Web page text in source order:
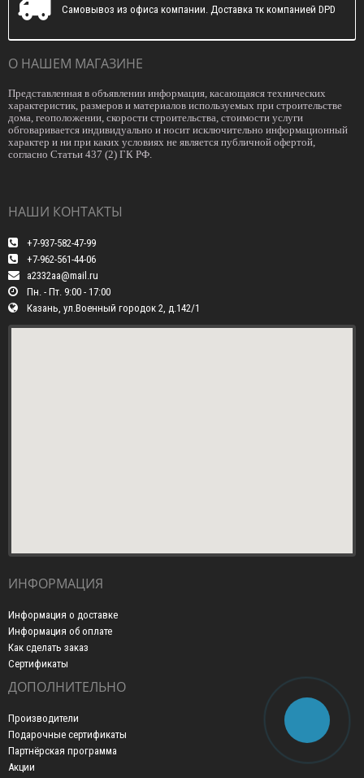
Самовывоз из офиса компании. Доставка тк компанией DPD
О НАШЕМ МАГАЗИНЕ
Представленная в объявлении информация, касающаяся технических
характеристик, размеров и материалов используемых при строительстве
дома, геоположении, скорости строительства, стоимости услуги
обговаривается индивидуально и носит исключительно информационный
характер и ни при каких условиях не является публичной офертой,
согласно Статьи 437 (2) ГК РФ.
НАШИ КОНТАКТЫ
+7-937-582-47-99
+7-962-561-44-06
a2332aa@mail.ru
Пн. - Пт. 9:00 - 17:00
Казань, ул.Военный городок 2, д.142/1
ИНФОРМАЦИЯ
Информация о доставке
Информация об оплате
Как сделать заказ
Сертификаты
ДОПОЛНИТЕЛЬНО
Производители
Подарочные сертификаты
Партнёрская программа
Акции